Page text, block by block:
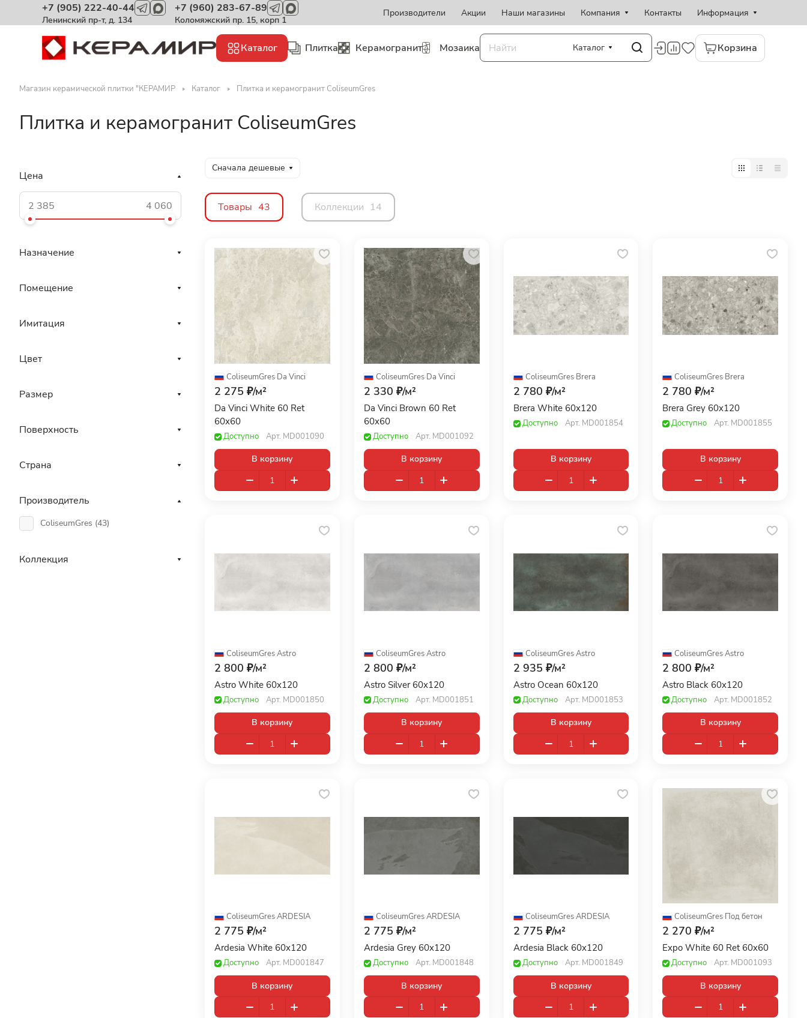
+7 (905) 222-40-44
Ленинский пр-т, д. 134
+7 (960) 283-67-89
Коломяжский пр. 15, корп 1
Производители Акции Наши магазины Компания Контакты Информация
Каталог Плитка Керамогранит Мозаика Каталог Корзина
Магазин керамической плитки "КЕРАМИР Каталог Плитка и керамогранит ColiseumGres
Плитка и керамогранит ColiseumGres
Сначала дешевые
Товары 43 Коллекции 14
ColiseumGres·Da Vinci
2 275 ₽/м²
Da Vinci White 60 Ret
60x60
Доступно Арт. MD001090
В корзину
ColiseumGres·Da Vinci
2 330 ₽/м²
Da Vinci Brown 60 Ret
60x60
Доступно Арт. MD001092
В корзину
ColiseumGres·Brera
2 780 ₽/м²
Brera White 60x120
Доступно Арт. MD001854
В корзину
ColiseumGres·Brera
2 780 ₽/м²
Brera Grey 60x120
Доступно Арт. MD001855
В корзину
ColiseumGres·Astro
2 800 ₽/м²
Astro White 60x120
Доступно Арт. MD001850
В корзину
ColiseumGres·Astro
2 800 ₽/м²
Astro Silver 60x120
Доступно Арт. MD001851
В корзину
ColiseumGres·Astro
2 935 ₽/м²
Astro Ocean 60x120
Доступно Арт. MD001853
В корзину
ColiseumGres·Astro
2 800 ₽/м²
Astro Black 60x120
Доступно Арт. MD001852
В корзину
ColiseumGres·ARDESIA
2 775 ₽/м²
Ardesia White 60x120
Доступно Арт. MD001847
В корзину
ColiseumGres·ARDESIA
2 775 ₽/м²
Ardesia Grey 60x120
Доступно Арт. MD001848
В корзину
ColiseumGres·ARDESIA
2 775 ₽/м²
Ardesia Black 60x120
Доступно Арт. MD001849
В корзину
ColiseumGres·Под бетон
2 270 ₽/м²
Expo White 60 Ret 60x60
Доступно Арт. MD001093
В корзину
Цена
Назначение
Помещение
Имитация
Цвет
Размер
Поверхность
Страна
Производитель
ColiseumGres (43)
Коллекция